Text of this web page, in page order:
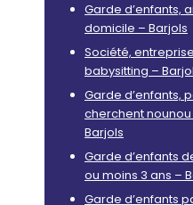
Garde d’enfants,
domicile – Barjols
Société,
babysitting –
Garde d’enfants,
cherchent nounou
Barjols
Garde d’enfants
ou moins 3 ans –
Garde d’enfants